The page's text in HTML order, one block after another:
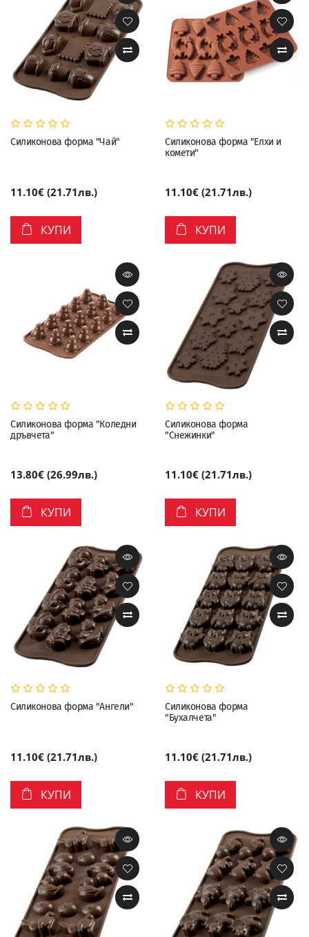
Силиконова форма "Чай"
11.10€ (21.71лв.)
КУПИ
Силиконова форма "Елхи и
комети"
11.10€ (21.71лв.)
КУПИ
Силиконова форма "Коледни
дръвчета"
13.80€ (26.99лв.)
КУПИ
Силиконова форма
"Снежинки"
11.10€ (21.71лв.)
КУПИ
Силиконова форма "Ангели"
11.10€ (21.71лв.)
КУПИ
Силиконова форма
"Бухалчета"
11.10€ (21.71лв.)
КУПИ